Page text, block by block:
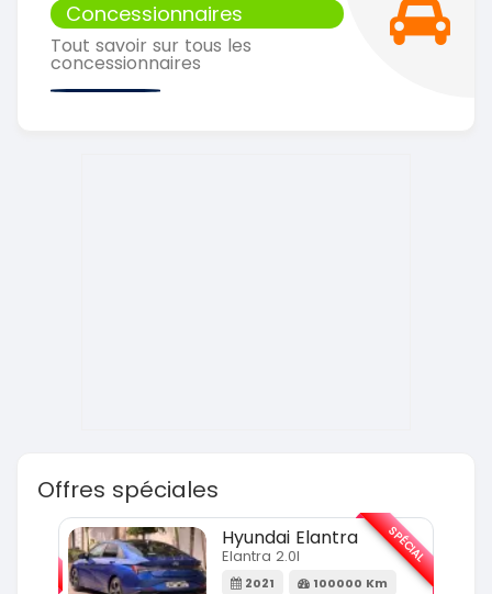
Concessionnaires
Tout savoir sur tous les
concessionnaires
Offres spéciales
Hyundai Elantra
Elantra 2.0l
2021 100000 Km
SPÉCIAL